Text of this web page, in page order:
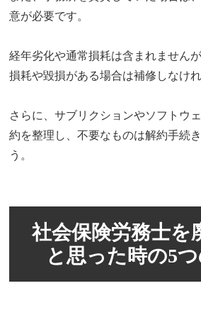
意が必要です。
経年劣化や通常損耗は含まれません
損耗や毀損がある場合は補修しなけ
さらに、サブリクションやソフトウ
約を整理し、不要なものは解約手続
う。
社会保険労務士を
と思った時の5